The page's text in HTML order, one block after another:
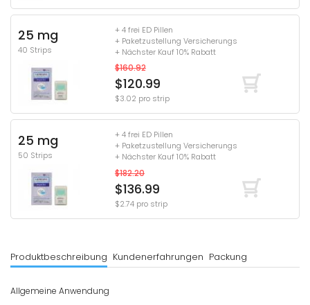
25 mg
40 Strips
+ 4 frei ED Pillen
+ Paketzustellung Versicherungs
+ Nächster Kauf 10% Rabatt
$160.92
$120.99
$3.02 pro strip
25 mg
50 Strips
+ 4 frei ED Pillen
+ Paketzustellung Versicherungs
+ Nächster Kauf 10% Rabatt
$182.20
$136.99
$2.74 pro strip
Produktbeschreibung Kundenerfahrungen Packung
Allgemeine Anwendung